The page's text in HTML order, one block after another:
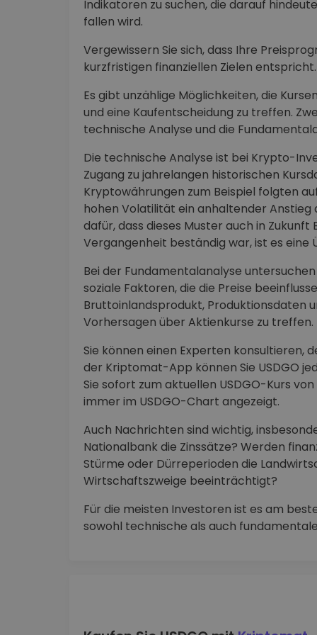
Indikatoren zu suchen, die darauf
fallen wird.
Vergewissern Sie sich, dass Ihre
kurzfristigen finanziellen Zielen entspricht.
Es gibt unzählige Möglichkeiten, die
und eine Kaufentscheidung zu treffen.
technische Analyse und die
Die technische Analyse ist bei Krypto-
Zugang zu jahrelangen historischen
Kryptowährungen zum Beispiel folgten
hohen Volatilität ein anhaltender Anstieg
dafür, dass dieses Muster auch in
Vergangenheit beständig war, ist es eine
Bei der Fundamentalanalyse
soziale Faktoren, die die Preise
Bruttoinlandsprodukt, Produktionsdaten
Vorhersagen über Aktienkurse zu treffen.
Sie können einen Experten konsultieren,
der Kriptomat-App können Sie USDGO
Sie sofort zum aktuellen USDGO-Kurs
immer im USDGO-Chart angezeigt.
Auch Nachrichten sind wichtig,
Nationalbank die Zinssätze? Werden
Stürme oder Dürreperioden die
Wirtschaftszweige beeinträchtigt?
Für die meisten Investoren ist es am
sowohl technische als auch